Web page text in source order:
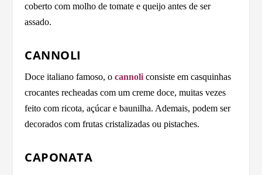
coberto com molho de tomate e queijo antes de ser
assado.
CANNOLI
Doce italiano famoso, ocannoli consiste em casquinhas
crocantes recheadas com um creme doce, muitas vezes
feito com ricota, açúcar e baunilha. Ademais, podem ser
decorados com frutas cristalizadas ou pistaches.
CAPONATA